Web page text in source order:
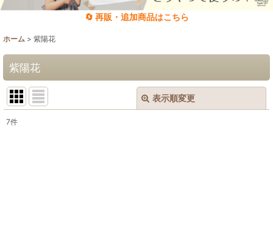
🔄 再販・追加商品はこちら
ホーム > 紫陽花
紫陽花
表示順変更
7件